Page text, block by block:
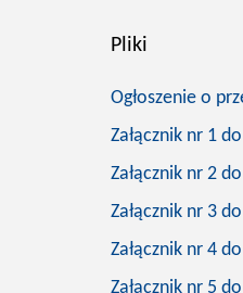
Pliki
Ogłoszenie o
Załącznik nr 1
Załącznik nr 2
Załącznik nr 3
Załącznik nr 4
Załącznik nr 5